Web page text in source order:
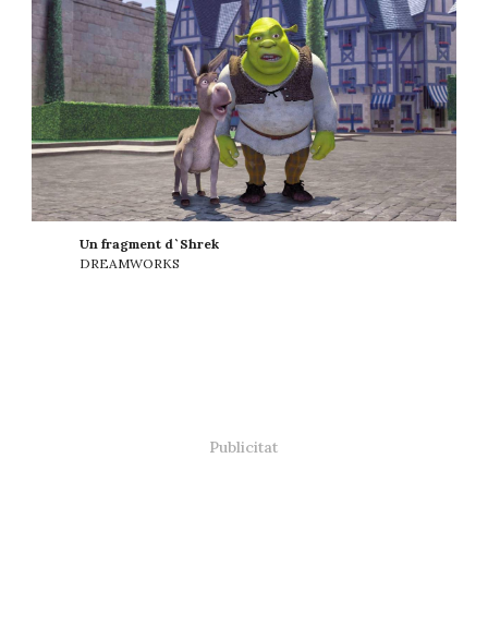
Un fragment d`Shrek
DREAMWORKS